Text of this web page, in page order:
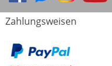
Zahlungsweisen